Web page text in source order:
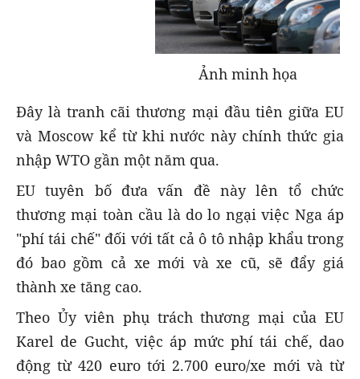
Ảnh minh họa
Đây là tranh cãi thương mại đầu tiên giữa EU
và Moscow kể từ khi nước này chính thức gia
nhập WTO gần một năm qua.
EU tuyên bố đưa vấn đề này lên tổ chức
thương mại toàn cầu là do lo ngại việc Nga áp
"phí tái chế" đối với tất cả ô tô nhập khẩu trong
đó bao gồm cả xe mới và xe cũ, sẽ đẩy giá
thành xe tăng cao.
Theo Ủy viên phụ trách thương mại của EU
Karel de Gucht, việc áp mức phí tái chế, dao
động từ 420 euro tới 2.700 euro/xe mới và từ